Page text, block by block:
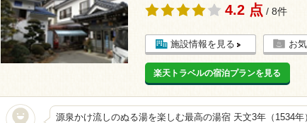
4.2 点 / 8件
施設情報を見る お
楽天トラベルの宿泊プランを見る
源泉かけ流しのぬる湯を楽しむ最高の湯宿 天文3年（1534年